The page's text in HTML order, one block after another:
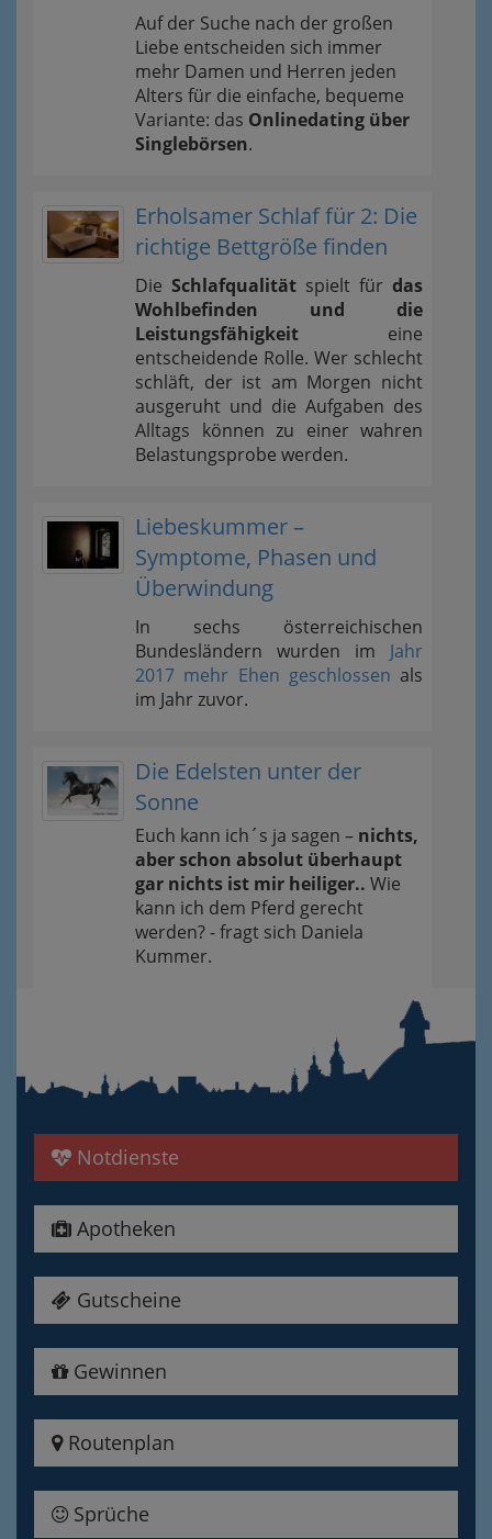
Auf der Suche nach der großen
Liebe entscheiden sich immer
mehr Damen und Herren jeden
Alters für die einfache, bequeme
Variante: das Onlinedating über
Singlebörsen.
Erholsamer Schlaf für 2: Die
richtige Bettgröße finden
Die Schlafqualität spielt für das
Wohlbefinden und die
Leistungsfähigkeit eine
entscheidende Rolle. Wer schlecht
schläft, der ist am Morgen nicht
ausgeruht und die Aufgaben des
Alltags können zu einer wahren
Belastungsprobe werden.
Liebeskummer –
Symptome, Phasen und
Überwindung
In sechs österreichischen
Bundesländern wurden im Jahr
2017 mehr Ehen geschlossen als
im Jahr zuvor.
Die Edelsten unter der
Sonne
Euch kann ich´s ja sagen – nichts,
aber schon absolut überhaupt
gar nichts ist mir heiliger.. Wie
kann ich dem Pferd gerecht
werden? - fragt sich Daniela
Kummer.
Notdienste
Apotheken
Gutscheine
Gewinnen
Routenplan
Sprüche